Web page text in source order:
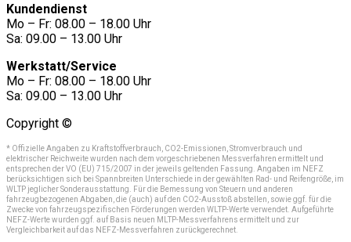
Kundendienst
Mo – Fr: 08.00 – 18.00 Uhr
Sa: 09.00 – 13.00 Uhr
Werkstatt/Service
Mo – Fr: 08.00 – 18.00 Uhr
Sa: 09.00 – 13.00 Uhr
Copyright ©
* Offizielle Angaben zu Kraftstoffverbrauch, CO2-Emissionen, Stromverbrauch und
elektrischer Reichweite wurden nach dem vorgeschriebenen Messverfahren ermittelt und
entsprechen der VO (EU) 715/2007 in der jeweils geltenden Fassung. Angaben im NEFZ
berücksichtigen sich bei Spannbreiten Unterschiede in der gewählten Rad- und Reifengröße, im
WLTP jeglicher Sonderausstattung. Für die Bemessung von Steuern und anderen
fahrzeugbezogenen Abgaben, die (auch) auf den CO2-Ausstoß abstellen, sowie ggf. für die
Zwecke von fahrzeugspezifischen Förderungen werden WLTP-Werte verwendet. Aufgeführte
NEFZ-Werte wurden ggf. auf Basis neuen MLTP-Messverfahrens ermittelt und zur
Vergleichbarkeit auf das NEFZ-Messverfahren zurückgerechnet.